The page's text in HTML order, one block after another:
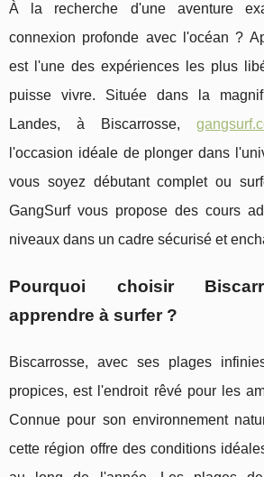
À la recherche d'une aventure
connexion profonde avec l'océan ?
est l'une des expériences les plus
puisse vivre. Située dans la
Landes, à Biscarrosse,
l'occasion idéale de plonger dans
vous soyez débutant complet ou
GangSurf vous propose des cours
niveaux dans un cadre sécurisé et
Pourquoi choisir
apprendre à surfer ?
Biscarrosse, avec ses plages
propices, est l'endroit rêvé pour les
Connue pour son environnement
cette région offre des conditions